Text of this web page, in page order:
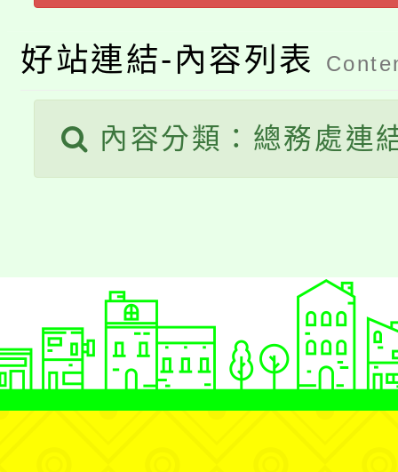
車」活動
桃園市115學年度學生
生本土語及新住民語歌
公告本校115學年度第
代理(課)教師甄選結果
公告本校115學年度第
程，歡迎學生輔導中心
心理、諮商輔導、社會
系所師生報名參加。
好站連結-內容列表
內容分類：總務處連